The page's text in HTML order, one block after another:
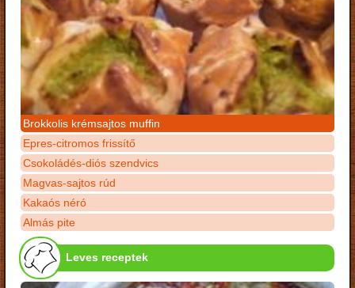
Brokkolis krémsajtos muffin
Epres-citromos frissítő
Csokoládés-diós szendvics
Magvas-sajtos rúd
Kakaós néró
Almás pite
Leves receptek